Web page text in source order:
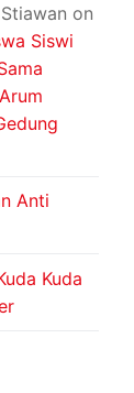
on
Siswi
Anti
Kuda